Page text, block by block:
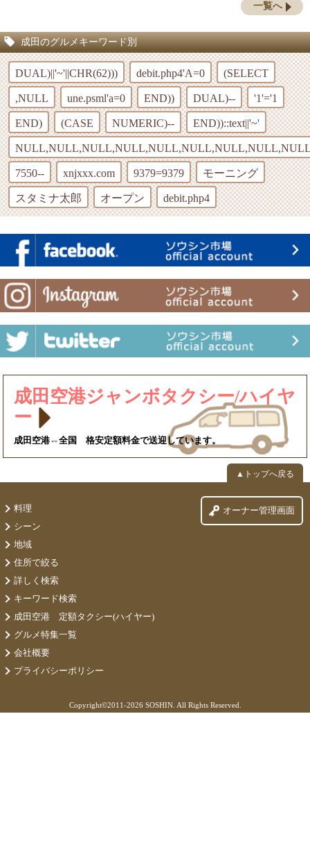
一覧へ
成田のグルメキーワード別
DUAL)||'~'||CHR(62))) debit.php4'A=0 (SELECT
,NULL une.psml'a=0 END)) DUAL)-- '1'='1
END) (CASE NUMERIC)-- END))::text||'~'
7550-- xnjxxx.com 9379=9379 モーニング
スタミナ太郎 オープン debit.php4
成田空港ジャンボタクシー/ハイヤ
ー
成田空港⇔全国 格安定額料金で送迎しています。
▲トップへ戻る
料理
シーン
地域
住所で絞る
詳しく検索
キーワード検索
成田空港 定額タクシー(ハイヤー)
グルメ特集一覧
会社概要
プライバシーポリシー
オーナー管理画面
Copyright©2011-2026 SOSHIN. All Rights Reserved.